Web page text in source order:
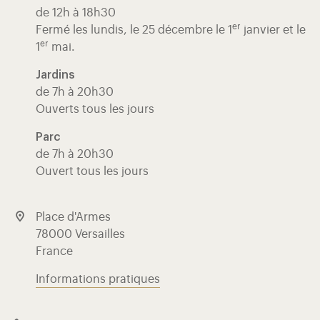
de 12h à 18h30
Fermé les lundis, le 25 décembre le 1 er janvier et le
1 er mai.
Jardins
de 7h à 20h30
Ouverts tous les jours
Parc
de 7h à 20h30
Ouvert tous les jours
Place d'Armes
78000 Versailles
France
Informations pratiques